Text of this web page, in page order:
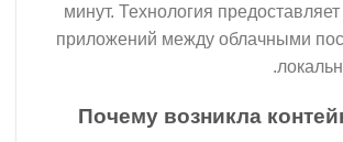
минут. Технология
приложений между облачными
Почему возникла